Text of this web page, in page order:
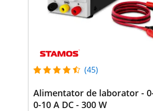
(45)
Alimentator de laborator -
0-10 A DC - 300 W